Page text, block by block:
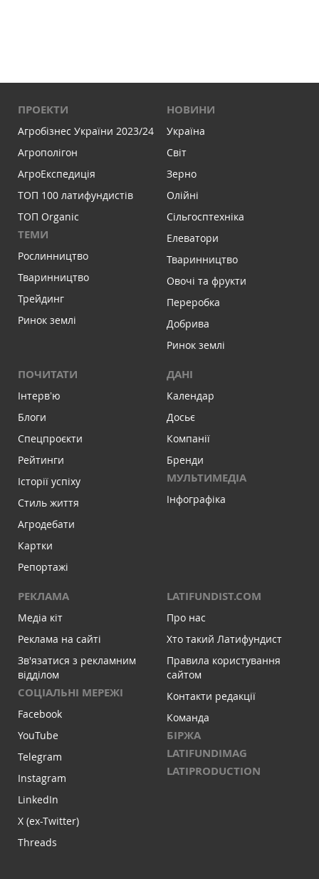
ПРОЕКТИ
Агробізнес України 2023/24
Агрополігон
АгроЕкспедиція
ТОП 100 латифундистів
ТОП Organic
ТЕМИ
Рослинництво
Тваринництво
Трейдинг
Ринок землі
НОВИНИ
Україна
Світ
Зерно
Олійні
Сільгосптехніка
Елеватори
Тваринництво
Овочі та фрукти
Переробка
Добрива
Ринок землі
ПОЧИТАТИ
Інтервʼю
Блоги
Спецпроєкти
Рейтинги
Історії успіху
Стиль життя
Агродебати
Картки
Репортажі
ДАНІ
Календар
Досьє
Компанії
Бренди
МУЛЬТИМЕДІА
Інфографіка
РЕКЛАМА
Медіа кіт
Реклама на сайті
Зв'язатися з рекламним
відділом
СОЦІАЛЬНІ МЕРЕЖІ
Facebook
YouTube
Telegram
Instagram
LinkedIn
X (ex-Twitter)
Threads
LATIFUNDIST.COM
Про нас
Хто такий Латифундист
Правила користування
сайтом
Контакти редакції
Команда
БІРЖА
LATIFUNDIMAG
LATIPRODUCTION